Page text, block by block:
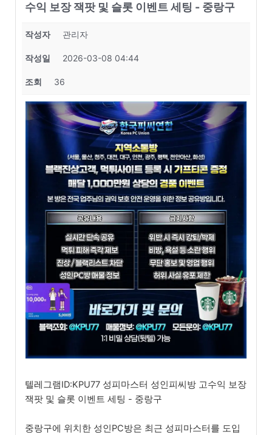
수익 보장 잭팟 및 슬롯 이벤트 세팅 - 중랑구
작성자 관리자
작성일 2026-03-08 04:44
조회 36
텔레그램ID:KPU77 성피마스터 성인피씨방 고수익 보장
잭팟 및 슬롯 이벤트 세팅 - 중랑구
중랑구에 위치한 성인PC방은 최근 성피마스터를 도입